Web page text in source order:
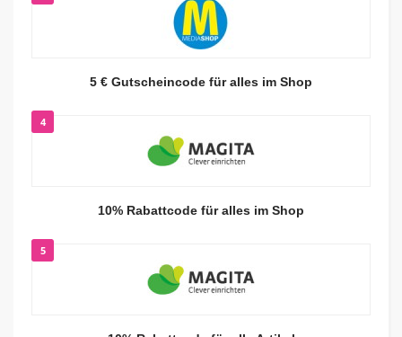
5 € Gutscheincode für alles im Shop
4
10% Rabattcode für alles im Shop
5